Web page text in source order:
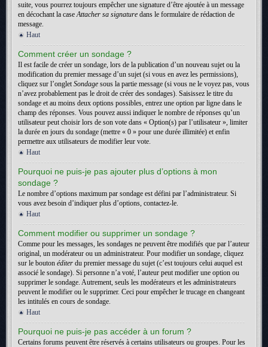
suite, vous pourrez toujours empêcher une signature d’être ajoutée à un message
en décochant la caseAttacher sa signature dans le formulaire de rédaction de
message.
Haut
Comment créer un sondage ?
Il est facile de créer un sondage, lors de la publication d’un nouveau sujet ou la
modification du premier message d’un sujet (si vous en avez les permissions),
cliquez sur l’ongletSondage sous la partie message (si vous ne le voyez pas, vous
n’avez probablement pas le droit de créer des sondages). Saisissez le titre du
sondage et au moins deux options possibles, entrez une option par ligne dans le
champ des réponses. Vous pouvez aussi indiquer le nombre de réponses qu’un
utilisateur peut choisir lors de son vote dans « Option(s) par l’utilisateur », limiter
la durée en jours du sondage (mettre « 0 » pour une durée illimitée) et enfin
permettre aux utilisateurs de modifier leur vote.
Haut
Pourquoi ne puis-je pas ajouter plus d’options à mon
sondage ?
Le nombre d’options maximum par sondage est défini par l’administrateur. Si
vous avez besoin d’indiquer plus d’options, contactez-le.
Haut
Comment modifier ou supprimer un sondage ?
Comme pour les messages, les sondages ne peuvent être modifiés que par l’auteur
original, un modérateur ou un administrateur. Pour modifier un sondage, cliquez
sur le bouton éditer du premier message du sujet (c’est toujours celui auquel est
associé le sondage). Si personne n’a voté, l’auteur peut modifier une option ou
supprimer le sondage. Autrement, seuls les modérateurs et les administrateurs
peuvent le modifier ou le supprimer. Ceci pour empêcher le trucage en changeant
les intitulés en cours de sondage.
Haut
Pourquoi ne puis-je pas accéder à un forum ?
Certains forums peuvent être réservés à certains utilisateurs ou groupes. Pour les